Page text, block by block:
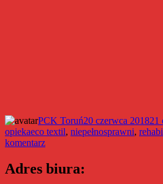
Autor
PCK ToruńData
publikacji
20 czerwca 201821
opiekaTagi
eco textil, niepełnosprawni,
komentarzdo
dziecko
otrzymało
Adres biura: